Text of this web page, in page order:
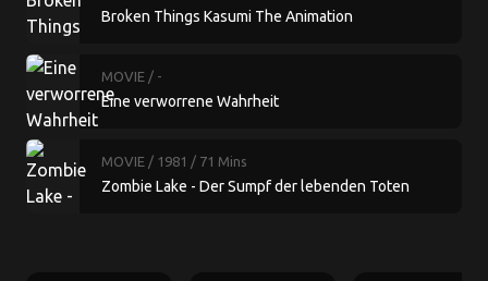
Broken Things Kasumi The Animation
MOVIE / -
Eine verworrene Wahrheit
MOVIE / 1981 / 71 Mins
Zombie Lake - Der Sumpf der lebenden Toten